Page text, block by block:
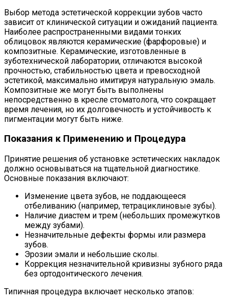
Выбор метода эстетической коррекции зубов часто
зависит от клинической ситуации и ожиданий пациента.
Наиболее распространенными видами тонких
облицовок являются керамические (фарфоровые) и
композитные. Керамические, изготовленные в
зуботехнической лаборатории, отличаются высокой
прочностью, стабильностью цвета и превосходной
эстетикой, максимально имитируя натуральную эмаль.
Композитные же могут быть выполнены
непосредственно в кресле стоматолога, что сокращает
время лечения, но их долговечность и устойчивость к
пигментации могут быть ниже.
Показания к Применению и Процедура
Принятие решения об установке эстетических накладок
должно основываться на тщательной диагностике.
Основные показания включают:
Изменение цвета зубов, не поддающееся
отбеливанию (например, тетрациклиновые зубы).
Наличие диастем и трем (небольших промежутков
между зубами).
Незначительные дефекты формы или размера
зубов.
Эрозии эмали и небольшие сколы.
Коррекция незначительной кривизны зубного ряда
без ортодонтического лечения.
Типичная процедура включает несколько этапов: